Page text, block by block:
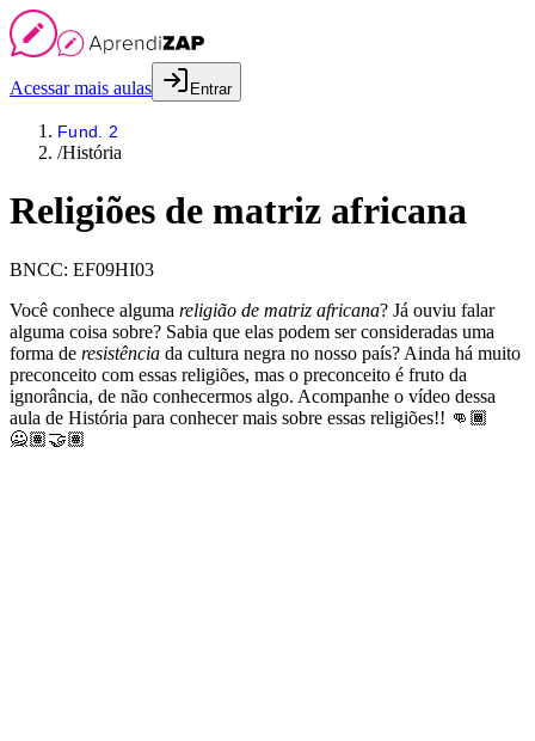
Acessar mais aulas Entrar
Fund. 2
/História
Religiões de matriz africana
BNCC: EF09HI03
Você conhece alguma religião de matriz africana? Já ouviu falar
alguma coisa sobre? Sabia que elas podem ser consideradas uma
forma de resistência da cultura negra no nosso país? Ainda há muito
preconceito com essas religiões, mas o preconceito é fruto da
ignorância, de não conhecermos algo. Acompanhe o vídeo dessa
aula de História para conhecer mais sobre essas religiões!! 👊🏾
🙅🏽🤝🏽